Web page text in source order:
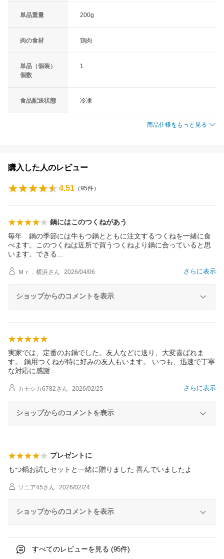
単品重量 200g
肉の食材 鶏肉
単品（個装）
個数
1
食品配送状態 冷凍
商品仕様をもっと見る
購入した人のレビュー
4.51 （95件）
鍋にはこのつくねがあう
毎年 鍋の季節には牛もつ鍋とともに注文するつくねを一緒に食
べます。このつくねは近所で買うつくねより鍋に合っていると思
います。でき る
さらに表示
Ｍｒ．横浜さん 2026/04/06
ショップからのコメントを表示
実家では、定番のお鍋でした。友人などに送り、大変喜ばれま
す。 鍋用つくねが特に好みの友人もいます。 いつも、迅速で丁寧
な対応に感謝
さらに表示
カモシカ6782さん 2026/02/25
ショップからのコメントを表示
プレゼントに
もつ鍋お試しセットと一緒に贈りました 喜んでいましたよ
ソニア45さん 2026/02/24
ショップからのコメントを表示
すべてのレビューを見る (95件)